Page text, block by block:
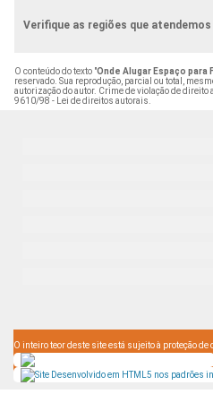
Verifique as regiões que atendemos
O conteúdo do texto "Onde Alugar Espaço para
reservado. Sua reprodução, parcial ou total,
autorização do autor. Crime de violação de
9610/98 - Lei de direitos autorais.
O inteiro teor deste site está sujeito à proteção